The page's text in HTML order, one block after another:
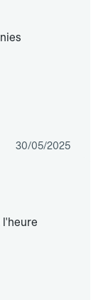
30/05/2025
l'heure